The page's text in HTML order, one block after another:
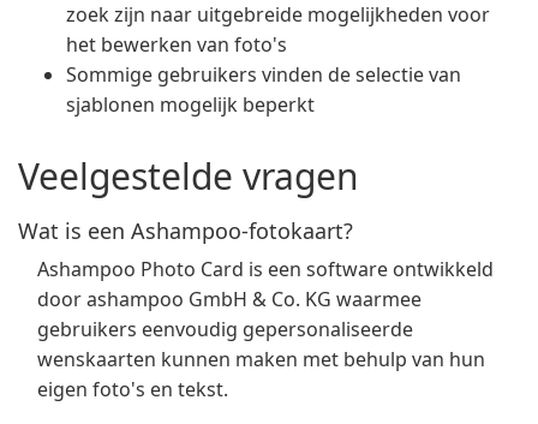
zoek zijn naar uitgebreide mogelijkheden voor
het bewerken van foto's
Sommige gebruikers vinden de selectie van
sjablonen mogelijk beperkt
Veelgestelde vragen
Wat is een Ashampoo-fotokaart?
Ashampoo Photo Card is een software ontwikkeld
door ashampoo GmbH & Co. KG waarmee
gebruikers eenvoudig gepersonaliseerde
wenskaarten kunnen maken met behulp van hun
eigen foto's en tekst.